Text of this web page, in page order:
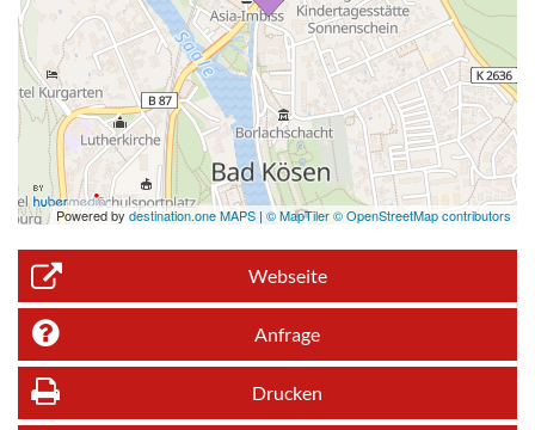
Powered by destination.one MAPS | © MapTiler © OpenStreetMap contributors
Webseite
Anfrage
Drucken